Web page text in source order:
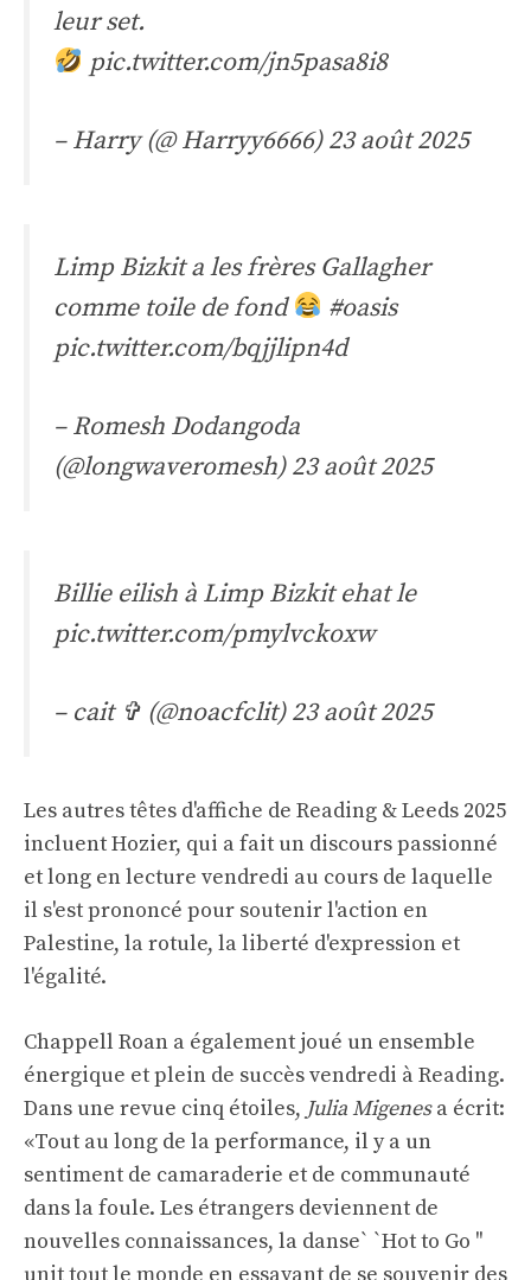
leur set.
pic.twitter.com/jn5pasa8i8
– Harry (@ Harryy6666)23 août 2025
Limp Bizkit a les frères Gallagher
comme toile de fond
#oasis
pic.twitter.com/bqjjlipn4d
– Romesh Dodangoda
(@longwaveromesh)23 août 2025
Billie eilish à Limp Bizkit ehat le
pic.twitter.com/pmylvckoxw
– cait ✞︎ (@noacfclit)23 août 2025
Les autres têtes d'affiche de Reading & Leeds 2025
incluent Hozier, qui a fait un discours passionné
et long en lecture vendredi au cours de laquelle
il s'est prononcé pour soutenir l'action en
Palestine, la rotule, la liberté d'expression et
l'égalité.
Chappell Roan a également joué un ensemble
énergique et plein de succès vendredi à Reading.
Dans une revue cinq étoiles, Julia Migenesa écrit:
«Tout au long de la performance, il y a un
sentiment de camaraderie et de communauté
dans la foule. Les étrangers deviennent de
nouvelles connaissances, la danse` `Hot to Go ''